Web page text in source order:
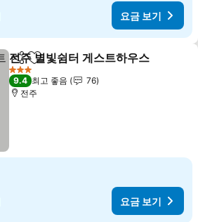
요금 보기
공유 즐겨찾기에 추가
전주 별빛쉼터 게스트하우스
3 성급
9.4 최고 좋음
76
전주
요금 보기